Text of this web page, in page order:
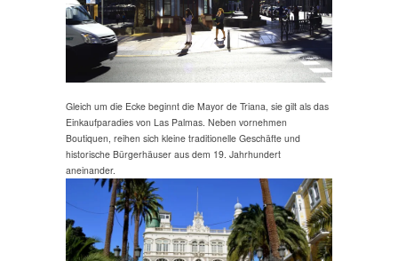
Gleich um die Ecke beginnt die Mayor de Triana, sie gilt als das
Einkaufparadies von Las Palmas. Neben vornehmen
Boutiquen, reihen sich kleine traditionelle Geschäfte und
historische Bürgerhäuser aus dem 19. Jahrhundert
aneinander.